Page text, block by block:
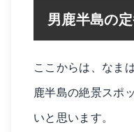
男鹿半島の
ここからは、なま
鹿半島の絶景スポ
いと思います。